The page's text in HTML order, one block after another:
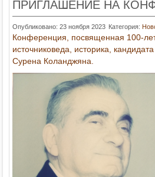
ПРИГЛАШЕНИЕ НА
Опубликовано: 23 ноября 2023 Категория:
Конференция, посвященная 100-
источниковеда, историка,
Сурена Коланджяна.